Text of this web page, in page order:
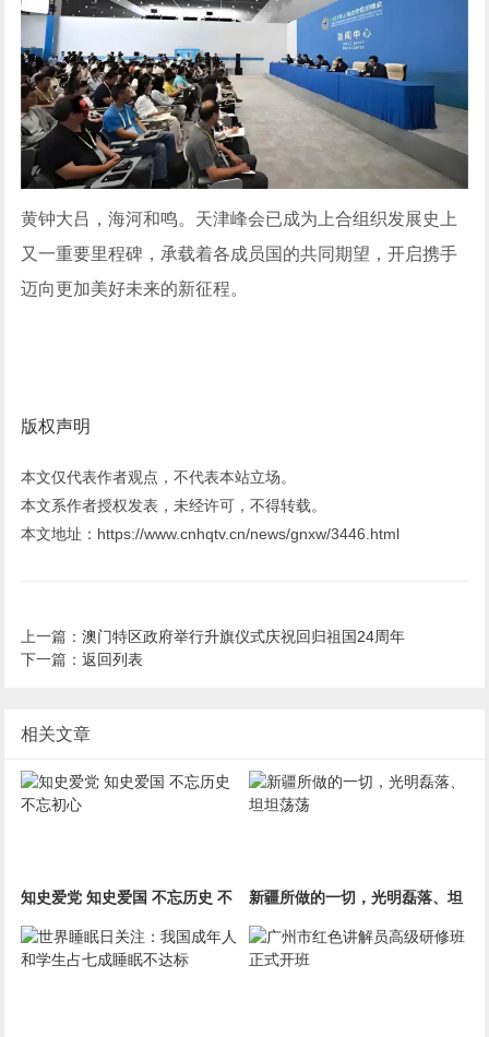
黄钟大吕，海河和鸣。天津峰会已成为上合组织发展史上
又一重要里程碑，承载着各成员国的共同期望，开启携手
迈向更加美好未来的新征程。
版权声明
本文仅代表作者观点，不代表本站立场。
本文系作者授权发表，未经许可，不得转载。
本文地址：https://www.cnhqtv.cn/news/gnxw/3446.html
上一篇：澳门特区政府举行升旗仪式庆祝回归祖国24周年
下一篇：返回列表
相关文章
知史爱党 知史爱国 不忘历史 不
忘初心
新疆所做的一切，光明磊落、坦
坦荡荡